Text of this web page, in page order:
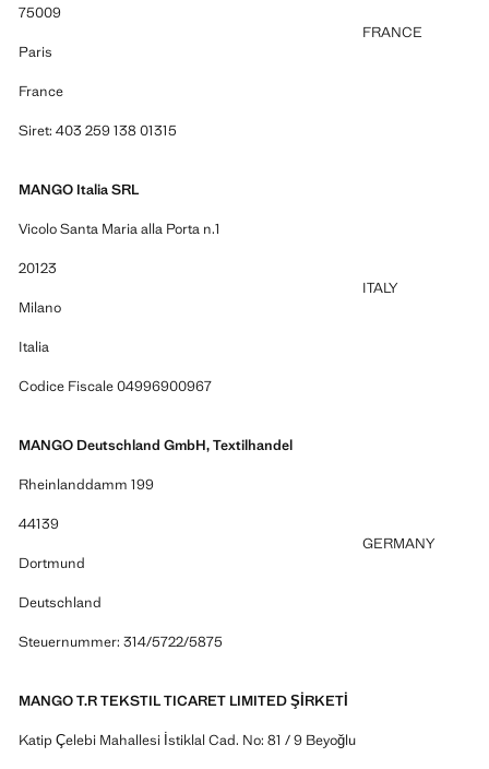
75009
Paris
France
Siret: 403 259 138 01315
FRANCE
MANGO Italia SRL
Vicolo Santa Maria alla Porta n.1
20123
Milano
Italia
Codice Fiscale 04996900967
ITALY
MANGO Deutschland GmbH, Textilhandel
Rheinlanddamm 199
44139
Dortmund
Deutschland
Steuernummer: 314/5722/5875
GERMANY
MANGO T.R TEKSTIL TICARET LIMITED ŞİRKETİ
Katip Çelebi Mahallesi İstiklal Cad. No: 81 / 9 Beyoğlu